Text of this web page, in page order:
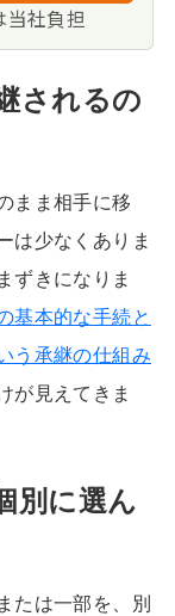
社負担
されるの
まま相手に移
は少なくありま
ずきになりま
基本的な手続と
う承継の仕組み
が見えてきま
別に選ん
たは一部を、別